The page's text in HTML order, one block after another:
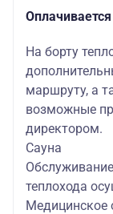
На борту
маршруту, а
возможные
директором.
Сауна
теплохода
Медицинское